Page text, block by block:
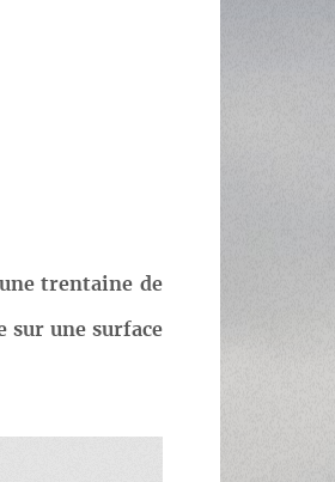
trentaine de
sur une surface